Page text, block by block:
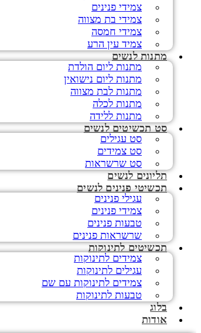
צמידי פנינים
צמידי בת מצווה
צמידי חמסה
צמיד עין הרע
מתנות לנשים
מתנות ליום הולדת
מתנות ליום נישואין
מתנות לבת מצווה
מתנות לכלה
מתנות ללידה
סט תכשיטים לנשים
סט עגילים
סט צמידים
סט שרשראות
תליונים לנשים
תכשיטי פנינים לנשים
עגילי פנינים
צמידי פנינים
טבעות פנינים
שרשראות פנינים
תכשיטים לתינוקות
צמידים לתינוקות
עגילים לתינוקות
צמידים לתינוקות עם שם
טבעות לתינוקות
בלוג
אודות